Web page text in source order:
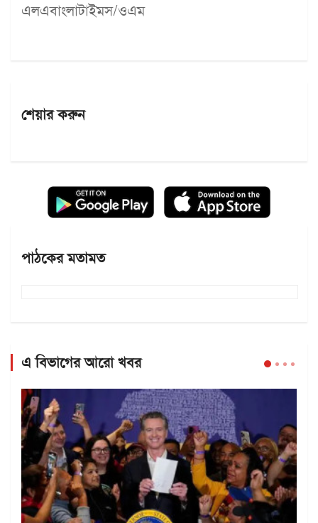
এলএবাংলাটাইমস/ওএম
শেয়ার করুন
পাঠকের মতামত
এ বিভাগের আরো খবর